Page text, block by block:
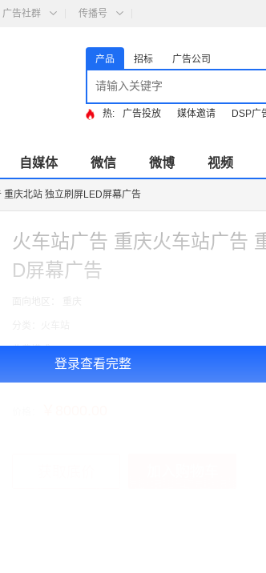
广告社群 传播号
产品 招标 广告公司
热: 广告投放 媒体邀请 DSP广
自媒体 微信 微博 视频
重庆北站 独立刷屏LED屏幕广告
登录查看完整
火车站广告 重庆火车站广告
D屏幕广告